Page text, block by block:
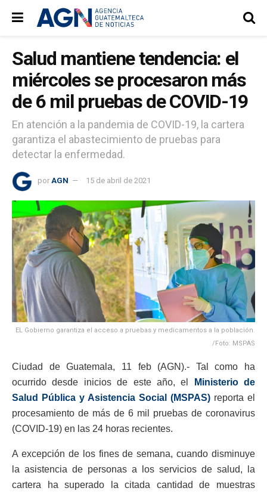
Salud mantiene tendencia: el
miércoles se procesaron más
de 6 mil pruebas de COVID-19
En atención a la pandemia de COVID-19, la cartera
garantiza el abastecimiento de pruebas para
detectar la enfermedad.
por AGN 15 de abril de 2021
EL Gobierno garantiza el acceso a pruebas y medicamentos a la población.
/Foto: MSPAS
Ciudad de Guatemala, 11 feb (AGN).- Tal como ha
ocurrido desde inicios de este año, el
Ministerio de
Salud Pública y Asistencia Social (MSPAS) reporta el
procesamiento de más de 6 mil pruebas de coronavirus
(COVID-19) en las 24 horas recientes.
A excepción de los fines de semana, cuando disminuye
la asistencia de personas a los servicios de salud, la
cartera ha superado la citada cantidad de muestras